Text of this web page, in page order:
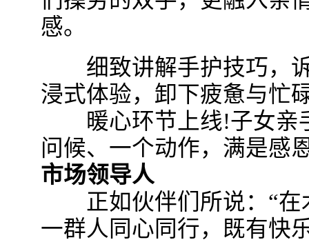
感。
细致讲解手护技巧，诉
浸式体验，卸下疲惫与忙
暖心环节上线!子女亲
问候、一个动作，满是感
市场领导人
正如伙伴们所说：“在
一群人同心同行，既有快